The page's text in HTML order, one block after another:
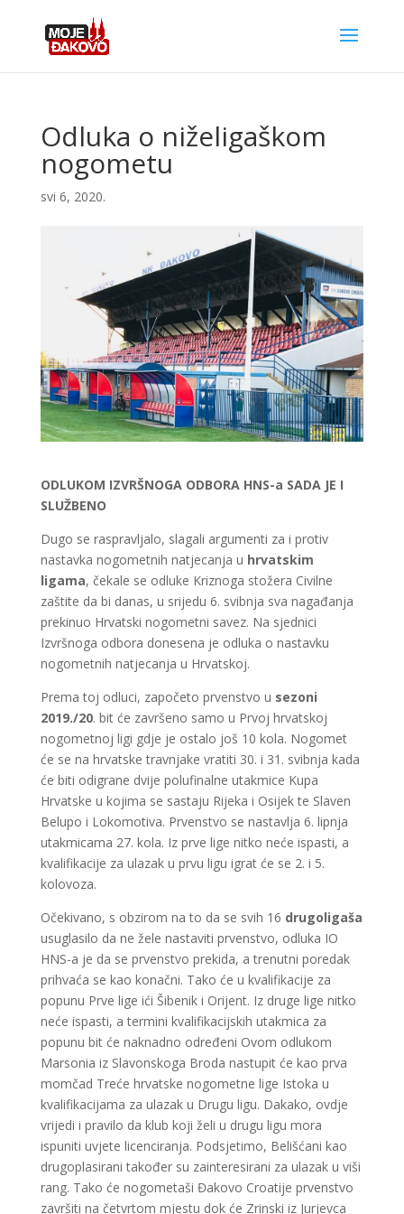
Odluka o niželigaškom
nogometu
svi 6, 2020.
ODLUKOM IZVRŠNOGA ODBORA HNS-a SADA JE I
SLUŽBENO
Dugo se raspravljalo, slagali argumenti za i protiv
nastavka nogometnih natjecanja u hrvatskim
ligama, čekale se odluke Kriznoga stožera Civilne
zaštite da bi danas, u srijedu 6. svibnja sva nagađanja
prekinuo Hrvatski nogometni savez. Na sjednici
Izvršnoga odbora donesena je odluka o nastavku
nogometnih natjecanja u Hrvatskoj.
Prema toj odluci, započeto prvenstvo u sezoni
2019./20. bit će završeno samo u Prvoj hrvatskoj
nogometnoj ligi gdje je ostalo još 10 kola. Nogomet
će se na hrvatske travnjake vratiti 30. i 31. svibnja kada
će biti odigrane dvije polufinalne utakmice Kupa
Hrvatske u kojima se sastaju Rijeka i Osijek te Slaven
Belupo i Lokomotiva. Prvenstvo se nastavlja 6. lipnja
utakmicama 27. kola. Iz prve lige nitko neće ispasti, a
kvalifikacije za ulazak u prvu ligu igrat će se 2. i 5.
kolovoza.
Očekivano, s obzirom na to da se svih 16 drugoligaša
usuglasilo da ne žele nastaviti prvenstvo, odluka IO
HNS-a je da se prvenstvo prekida, a trenutni poredak
prihvaća se kao konačni. Tako će u kvalifikacije za
popunu Prve lige ići Šibenik i Orijent. Iz druge lige nitko
neće ispasti, a termini kvalifikacijskih utakmica za
popunu bit će naknadno određeni Ovom odlukom
Marsonia iz Slavonskoga Broda nastupit će kao prva
momčad Treće hrvatske nogometne lige Istoka u
kvalifikacijama za ulazak u Drugu ligu. Dakako, ovdje
vrijedi i pravilo da klub koji želi u drugu ligu mora
ispuniti uvjete licenciranja. Podsjetimo, Belišćani kao
drugoplasirani također su zainteresirani za ulazak u viši
rang. Tako će nogometaši Đakovo Croatije prvenstvo
završiti na četvrtom mjestu dok će Zrinski iz Jurjevca